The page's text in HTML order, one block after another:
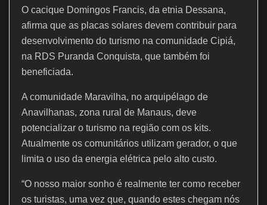
O cacique Domingos Francis, da etnia Dessana,
afirma que as placas solares devem contribuir para
desenvolvimento do turismo na comunidade Cipiá,
na RDS Puranda Conquista, que também foi
beneficiada.
A comunidade Maravilha, no arquipélago de
Anavilhanas, zona rural de Manaus, deve
potencializar o turismo na região com os kits.
Atualmente os comunitários utilizam gerador, o que
limita o uso da energia elétrica pelo alto custo.
“O nosso maior sonho é realmente ter como receber
os turistas, uma vez que, quando estes chegam nós